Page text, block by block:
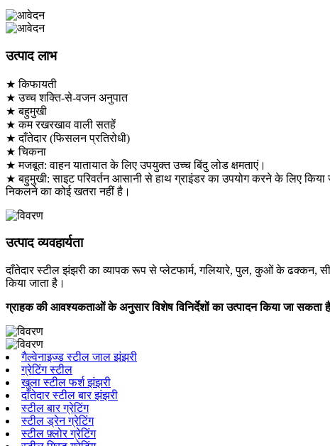
उत्पाद लाभ
★ किफायती
★ उच्च शक्ति-से-वजन अनुपात
★ बहुमुखी
★ कम रखरखाव वाली सतहें
★ दाँतेदार (फिसलन प्रतिरोधी)
★ चिकना
★ मजबूत: वाहन यातायात के लिए उपयुक्त उच्च बिंदु लोड क्षमताएं।
★ बहुमुखी: साइट परिवर्तन आसानी से हाथ ग्राइंडर का उपयोग करने के लिए किया
निकलने का कोई खतरा नहीं है।
उत्पाद व्यवहार्यता
दाँतेदार स्टील झंझरी का व्यापक रूप से प्लेटफार्म, गलियारे, पुल, कुओं के ढक्कन,
किया जाता है।
ग्राहक की आवश्यकताओं के अनुसार विशेष विनिर्देशों का उत्पादन किया जा सकता
गैल्वेनाइज्ड स्टील जाल झंझरी
ग्रेटिंग स्टील
खुला स्टील फर्श झंझरी
दाँतेदार स्टील बार झंझरी
स्टील बार ग्रेटिंग
स्टील ड्रेन ग्रेटिंग
स्टील फ़्लोर ग्रेटिंग